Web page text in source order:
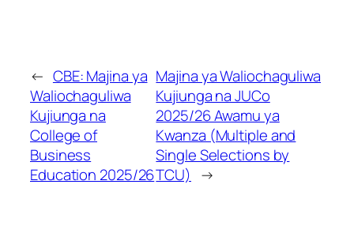
← CBE: Majina ya
Waliochaguliwa
Kujiunga na
College of
Business
Education 2025/26
Majina ya Waliochaguliwa
Kujiunga na JUCo
2025/26 Awamu ya
Kwanza (Multiple and
Single Selections by
TCU) →